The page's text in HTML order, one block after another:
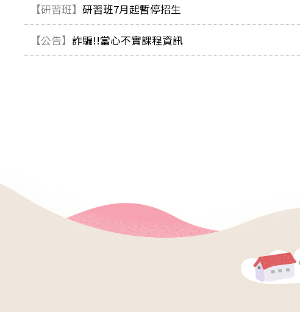
【研習班】 研習班7月起暫停招生
【公告】 詐騙!!當心不實課程資訊